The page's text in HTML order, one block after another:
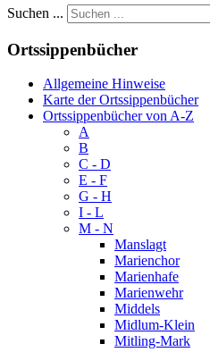
Suchen ...
Ortssippenbücher
Allgemeine Hinweise
Karte der Ortssippenbücher
Ortssippenbücher von A-Z
A
B
C - D
E - F
G - H
I - L
M - N
Manslagt
Marienchor
Marienhafe
Marienwehr
Middels
Midlum-Klein
Mitling-Mark